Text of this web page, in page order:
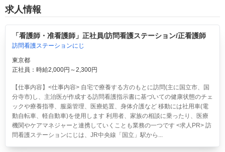
求人情報
「看護師・准看護師」正社員/訪問看護ステーション/正看護師
訪問看護ステーションにじ
東京都
正社員：時給2,000円～2,300円
【仕事内容】<仕事内容> 自宅で療養する方のもとに訪問(主に国立市、国
分寺市)し、主治医が作成する訪問看護指示書に基づいての健康状態のチェ
ックや療養指導、服薬管理、医療処置、身体介護など 移動には社用車(電
動自転車、軽自動車)を使用します 利用者、家族の相談に乗ったり、医療
機関やケアマネジャーと連携していくことも業務の一つです <求人PR> 訪
問看護ステーションにじは、JR中央線「国立」駅から...